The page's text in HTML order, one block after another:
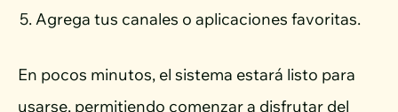
Agrega tus canales o aplicaciones favoritas.
En pocos minutos, el sistema estará listo para
usarse, permitiendo comenzar a disfrutar del